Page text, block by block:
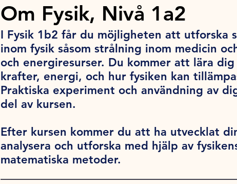
Om Fysik, Nivå 1a2
I Fysik 1b2 får du möjligheten att utforska
inom fysik såsom strålning inom medicin
och energiresurser. Du kommer att lära
krafter, energi, och hur fysiken kan
Praktiska experiment och användning av
del av kursen.
Efter kursen kommer du att ha utvecklat
analysera och utforska med hjälp av
matematiska metoder.